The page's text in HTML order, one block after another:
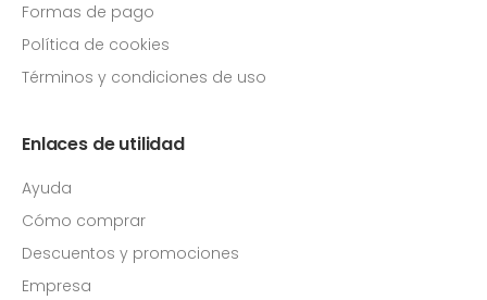
Formas de pago
Política de cookies
Términos y condiciones de uso
Enlaces de utilidad
Ayuda
Cómo comprar
Descuentos y promociones
Empresa